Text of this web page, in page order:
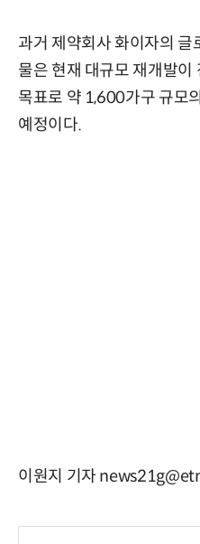
과거 제약회사 화이자의 글
물은 현재 대규모 재개발
목표로 약 1,600가구 규모
예정이다.
이원지 기자